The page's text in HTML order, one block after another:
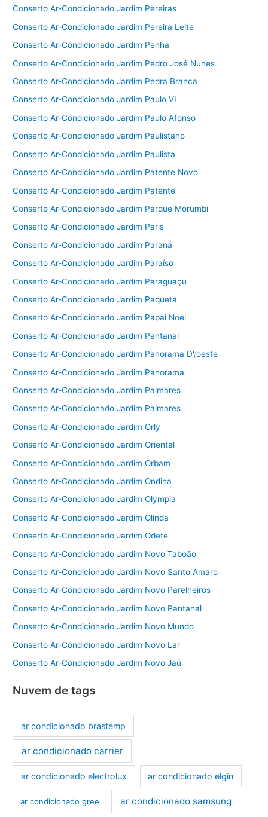
Conserto Ar-Condicionado Jardim Pereiras
Conserto Ar-Condicionado Jardim Pereira Leite
Conserto Ar-Condicionado Jardim Penha
Conserto Ar-Condicionado Jardim Pedro José Nunes
Conserto Ar-Condicionado Jardim Pedra Branca
Conserto Ar-Condicionado Jardim Paulo VI
Conserto Ar-Condicionado Jardim Paulo Afonso
Conserto Ar-Condicionado Jardim Paulistano
Conserto Ar-Condicionado Jardim Paulista
Conserto Ar-Condicionado Jardim Patente Novo
Conserto Ar-Condicionado Jardim Patente
Conserto Ar-Condicionado Jardim Parque Morumbi
Conserto Ar-Condicionado Jardim Paris
Conserto Ar-Condicionado Jardim Paraná
Conserto Ar-Condicionado Jardim Paraíso
Conserto Ar-Condicionado Jardim Paraguaçu
Conserto Ar-Condicionado Jardim Paquetá
Conserto Ar-Condicionado Jardim Papai Noel
Conserto Ar-Condicionado Jardim Pantanal
Conserto Ar-Condicionado Jardim Panorama D\’oeste
Conserto Ar-Condicionado Jardim Panorama
Conserto Ar-Condicionado Jardim Palmares
Conserto Ar-Condicionado Jardim Palmares
Conserto Ar-Condicionado Jardim Orly
Conserto Ar-Condicionado Jardim Oriental
Conserto Ar-Condicionado Jardim Orbam
Conserto Ar-Condicionado Jardim Ondina
Conserto Ar-Condicionado Jardim Olympia
Conserto Ar-Condicionado Jardim Olinda
Conserto Ar-Condicionado Jardim Odete
Conserto Ar-Condicionado Jardim Novo Taboão
Conserto Ar-Condicionado Jardim Novo Santo Amaro
Conserto Ar-Condicionado Jardim Novo Parelheiros
Conserto Ar-Condicionado Jardim Novo Pantanal
Conserto Ar-Condicionado Jardim Novo Mundo
Conserto Ar-Condicionado Jardim Novo Lar
Conserto Ar-Condicionado Jardim Novo Jaú
Nuvem de tags
ar condicionado brastemp
ar condicionado carrier
ar condicionado electrolux ar condicionado elgin
ar condicionado gree ar condicionado samsung